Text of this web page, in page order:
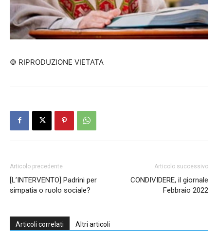
© RIPRODUZIONE VIETATA
Articolo precedente
[L’INTERVENTO] Padrini per
simpatia o ruolo sociale?
Articolo successivo
CONDIVIDERE, il giornale
Febbraio 2022
Articoli correlati Altri articoli